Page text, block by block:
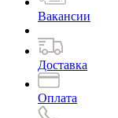
Вакансии
Доставка
Оплата